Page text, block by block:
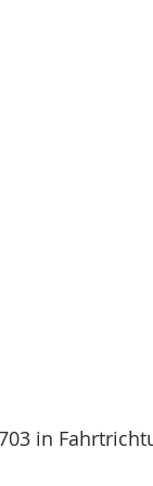
in